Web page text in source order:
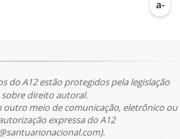
do A12 estão protegidos pela legislação
sobre direito autoral.
meio de comunicação, eletrônico ou
expressa do A12